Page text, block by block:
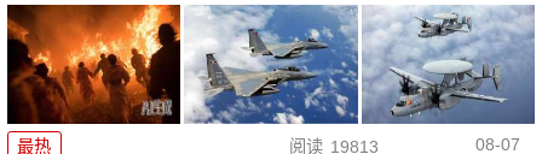
最热 阅读 19813 08-07